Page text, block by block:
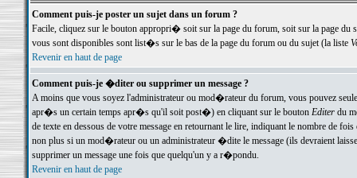
Comment puis-je poster un sujet dans un forum ?
Facile, cliquez sur le bouton appropri� soit sur la page du forum, soit sur la page du
vous sont disponibles sont list�s sur le bas de la page du forum ou du sujet (la liste
Revenir en haut de page
Comment puis-je �diter ou supprimer un message ?
A moins que vous soyez l'administrateur ou mod�rateur du forum, vous pouvez
apr�s un certain temps apr�s qu'il soit post�) en cliquant sur le bouton Editerdu
de texte en dessous de votre message en retournant le lire, indiquant le nombre
non plus si un mod�rateur ou un administrateur �dite le message (ils devraient
supprimer un message une fois que quelqu'un y a r�pondu.
Revenir en haut de page